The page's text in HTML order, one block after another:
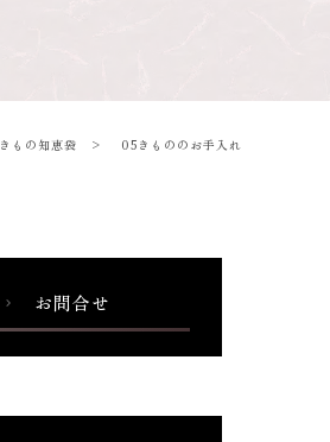
きもの知恵袋 > 05きもののお手入れ
chevron_right お問合せ